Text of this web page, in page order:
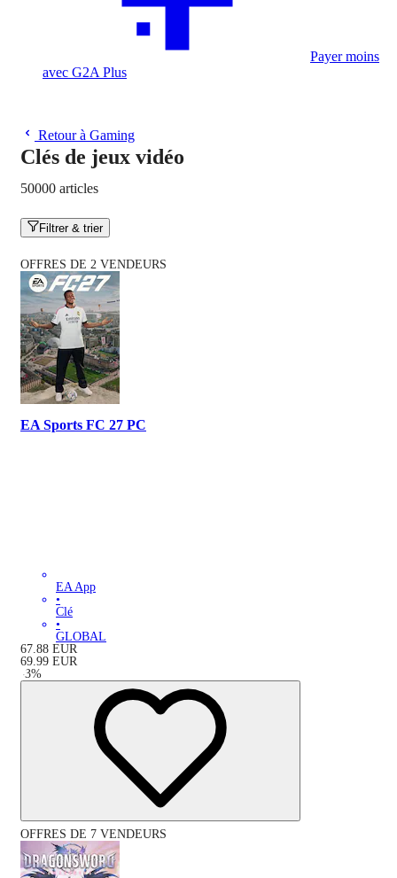
Payer moins
avec G2A Plus
Retour à Gaming
Clés de jeux vidéo
50000 articles
Filtrer & trier
OFFRES DE 2 VENDEURS
EA Sports FC 27 PC
EA App
•
Clé
•
GLOBAL
67.88 EUR
69.99 EUR
-3%
OFFRES DE 7 VENDEURS